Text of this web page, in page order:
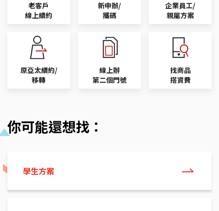
老客戶
線上續約
新申辦/
攜碼
企業員工/
親屬方案
原亞太續約/
移轉
線上辦
第二個門號
找商品
搭資費
你可能還想找：
學生方案